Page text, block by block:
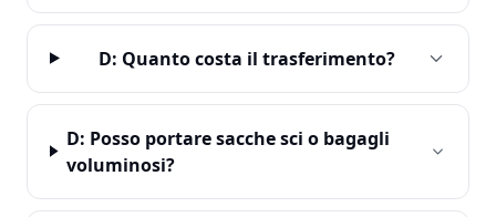
D: Quanto costa il trasferimento?
D: Posso portare sacche sci o bagagli
voluminosi?